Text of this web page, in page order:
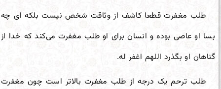
طلب مغفرت قطعا کاشف از وثاقت شخص نیست بلکه ای چه
بسا او عاصی بوده و انسان برای او طلب مغفرت می‌کند که خدا از
گناهان او بگذرد اللهم اغفر له.
طلب ترحم یک درجه از طلب مغفرت بالاتر است چون مغفرت